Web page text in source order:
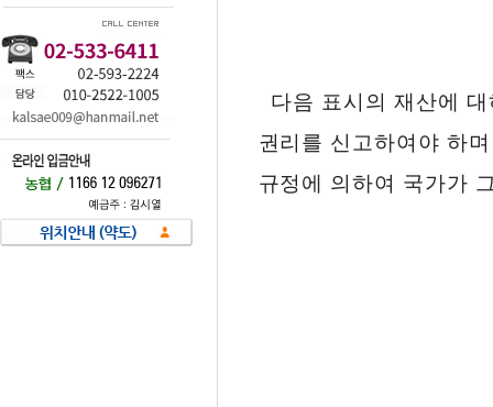
다음 표시의 재산에
권리를 신고하여야 하
규정에 의하여 국가가